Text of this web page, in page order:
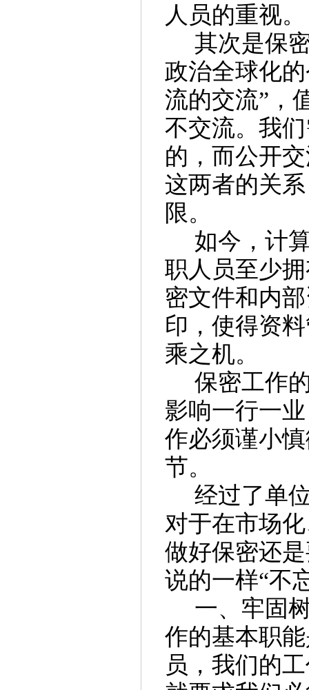
人员的重视。
其次是保
政治全球化
流的交流”，
不交流。我
的，而公开
这两者的关
限。
如今，计
职人员至少
密文件和内
印，使得资
乘之机。
保密工作
影响一行一
作必须谨小
节。
经过了单
对于在市场
做好保密还
说的一样“不
一、 牢固
作的基本职
员，我们的